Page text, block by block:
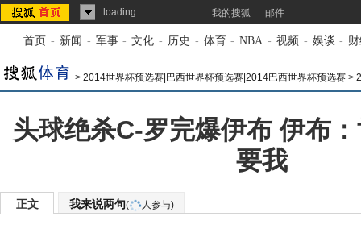
loading... 我的搜狐 邮件
首页 - 新闻 - 军事 - 文化 - 历史 - 体育 - NBA - 视频 - 娱谈 -
> 2014世界杯预选赛|巴西世界杯预选赛|2014巴西世界杯预选赛 >
头球绝杀C-罗完爆伊布 伊布
要我
正文 我来说两句( 人参与)